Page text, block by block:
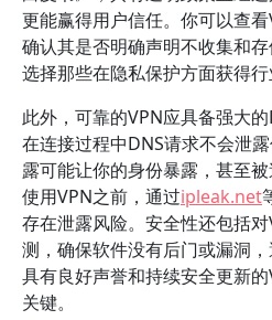
更能赢得用户信任。你可以查
确认其是否明确声明不收集和
选择那些在隐私保护方面获得行
此外，可靠的VPN应具备强大
在连接过程中DNS请求不会泄
露可能让你的身份暴露，甚至
使用VPN之前，通过ipleak.net
存在泄露风险。安全性还包括
测，确保软件没有后门或漏洞
具有良好声誉和持续安全更新
关键。